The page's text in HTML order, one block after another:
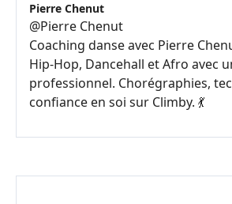
Pierre Chenut
@Pierre Chenut
Coaching danse avec Pierre
Hip-Hop, Dancehall et Afro avec
professionnel. Chorégraphies,
confiance en soi sur Climby. 💃